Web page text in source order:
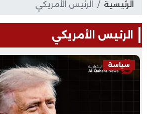
الرئيسية الرئيس الأمريكي
الرئيس الأمريكي
سياسة